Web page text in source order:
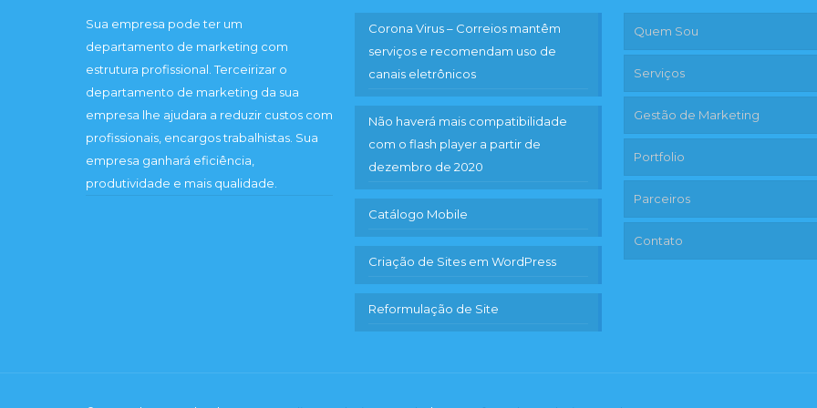
Sua empresa pode ter um
departamento de marketing com
estrutura profissional. Terceirizar o
departamento de marketing da sua
empresa lhe ajudara a reduzir custos com
profissionais, encargos trabalhistas. Sua
empresa ganhará eficiência,
produtividade e mais qualidade.
Corona Virus – Correios mantêm
serviços e recomendam uso de
canais eletrônicos
Não haverá mais compatibilidade
com o flash player a partir de
dezembro de 2020
Catálogo Mobile
Criação de Sites em WordPress
Reformulação de Site
Quem Sou
Serviços
Gestão de Marketing
Portfolio
Parceiros
Contato